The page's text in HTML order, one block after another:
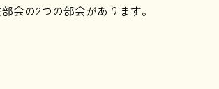
会の2つの部会があります。